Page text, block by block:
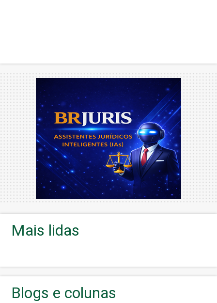
Mais lidas
Blogs e colunas